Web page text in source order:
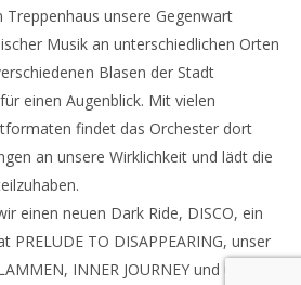
unsere Gegenwart
Musik an unterschiedlichen Orten
Blasen der Stadt
einen Augenblick. Mit vielen
findet das Orchester dort
an unsere Wirklichkeit und lädt die
einen neuen Dark Ride, DISCO, ein
TO DISAPPEARING, unser
INNER JOURNEY und und